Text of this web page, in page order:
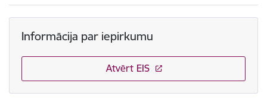
Informācija par iepirkumu
Atvērt EIS